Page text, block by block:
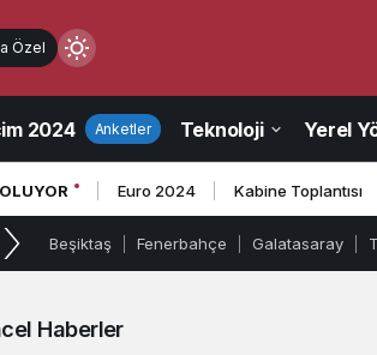
Özel
Mod
2024 Anketler Teknoloji Yerel
Euro 2024 Kabine Toplantısı
Beşiktaş Fenerbahçe Galatasaray
Haberler